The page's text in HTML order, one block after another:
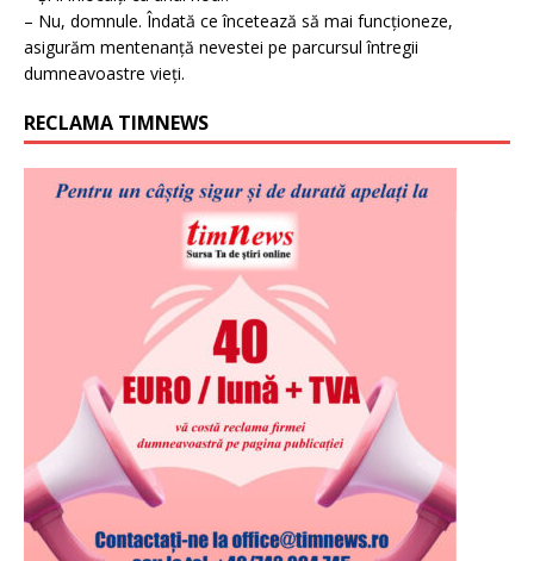
– Nu, domnule. Îndată ce încetează să mai funcționeze,
asigurăm mentenanță nevestei pe parcursul întregii
dumneavoastre vieți.
RECLAMA TIMNEWS